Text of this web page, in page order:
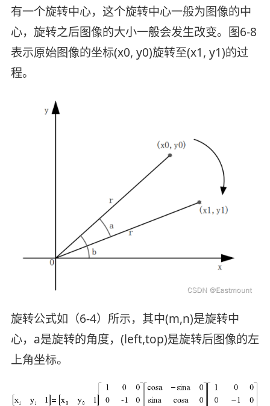
有一个旋转中心，这个旋转中心一般为图像的中
心，旋转之后图像的大小一般会发生改变。图6-8
表示原始图像的坐标(x0, y0)旋转至(x1, y1)的过
程。
旋转公式如（6-4）所示，其中(m,n)是旋转中
心，a是旋转的角度，(left,top)是旋转后图像的左
上角坐标。